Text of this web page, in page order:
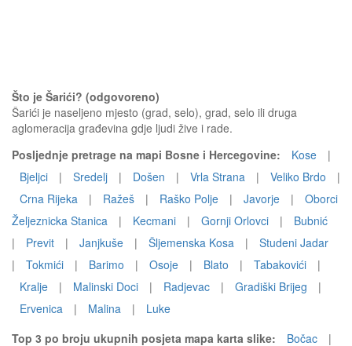
Što je Šarići? (odgovoreno)
Šarići je naseljeno mjesto (grad, selo), grad, selo ili druga
aglomeracija građevina gdje ljudi žive i rade.
Posljednje pretrage na mapi Bosne i Hercegovine:
Kose
|
Bjeljci
| Sredelj | Došen | Vrla Strana | Veliko Brdo
|
Crna Rijeka
| Ražeš | Raško Polje | Javorje |
Oborci
Željeznicka Stanica
| Kecmani | Gornji Orlovci |
Bubnić
|
Previt | Janjkuše | Šljemenska Kosa |
Studeni Jadar
|
Tokmići | Barimo | Osoje | Blato | Tabakovići
|
Kralje
| Malinski Doci | Radjevac | Gradiški Brijeg
|
Ervenica
| Malina |
Luke
Top 3 po broju ukupnih posjeta mapa karta slike:
Bočac |